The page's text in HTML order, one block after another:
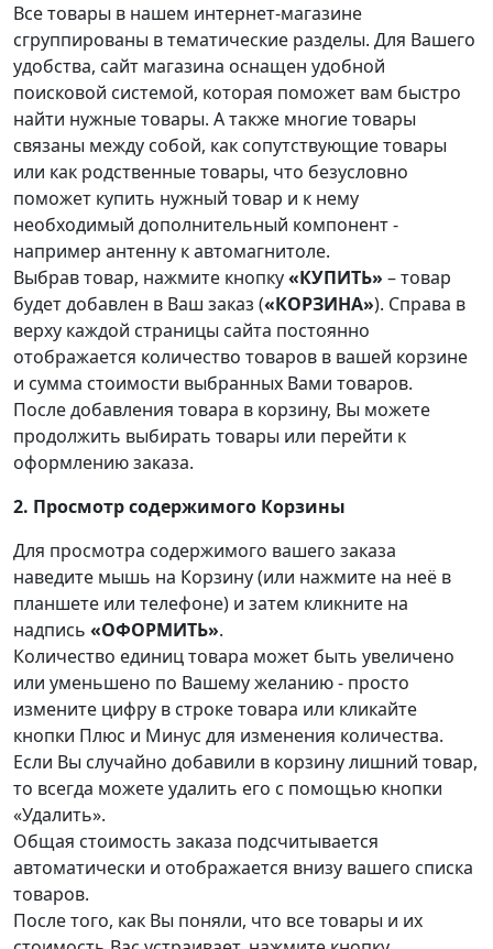
Все товары в нашем интернет-магазине
сгруппированы в тематические разделы. Для Вашего
удобства, сайт магазина оснащен удобной
поисковой системой, которая поможет вам быстро
найти нужные товары. А также многие товары
связаны между собой, как сопутствующие товары
или как родственные товары, что безусловно
поможет купить нужный товар и к нему
необходимый дополнительный компонент -
например антенну к автомагнитоле.
Выбрав товар, нажмите кнопку«КУПИТЬ» – товар
будет добавлен в Ваш заказ («КОРЗИНА»). Справа в
верху каждой страницы сайта постоянно
отображается количество товаров в вашей корзине
и сумма стоимости выбранных Вами товаров.
После добавления товара в корзину, Вы можете
продолжить выбирать товары или перейти к
оформлению заказа.
2. Просмотр содержимого Корзины
Для просмотра содержимого вашего заказа
наведите мышь на Корзину (или нажмите на неё в
планшете или телефоне) и затем кликните на
надпись «ОФОРМИТЬ».
Количество единиц товара может быть увеличено
или уменьшено по Вашему желанию - просто
измените цифру в строке товара или кликайте
кнопки Плюс и Минус для изменения количества.
Если Вы случайно добавили в корзину лишний товар,
то всегда можете удалить его с помощью кнопки
«Удалить».
Общая стоимость заказа подсчитывается
автоматически и отображается внизу вашего списка
товаров.
После того, как Вы поняли, что все товары и их